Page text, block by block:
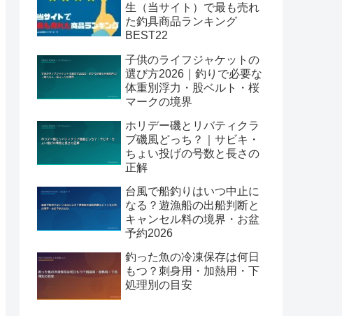
生（当サイト）で最も売れ
た釣具商品ランキング
BEST22
子供のライフジャケットの
選び方2026｜釣りで必要な
体重別浮力・股ベルト・桜
マークの境界
ホリデー磯とリバティクラ
ブ磯風どっち？｜サビキ・
ちょい投げの号数と長さの
正解
台風で船釣りはいつ中止に
なる？遊漁船の出船判断と
キャンセル料の境界・お盆
予約2026
釣った魚の冷凍保存は何日
もつ？刺身用・加熱用・下
処理別の目安